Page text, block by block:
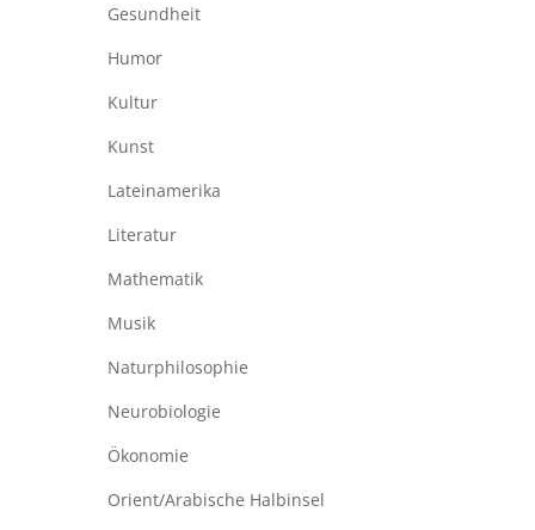
Gesundheit
Humor
Kultur
Kunst
Lateinamerika
Literatur
Mathematik
Musik
Naturphilosophie
Neurobiologie
Ökonomie
Orient/Arabische Halbinsel